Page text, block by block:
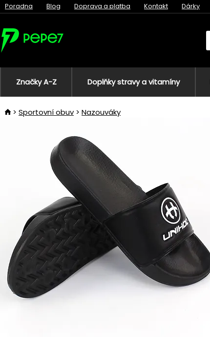
Poradna Blog Doprava a platba Kontakt Dárky
Značky A-Z Doplňky stravy a vitamíny
Sportovní obuv Nazouváky